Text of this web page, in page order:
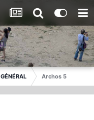
GÉNÉRAL Archos 5